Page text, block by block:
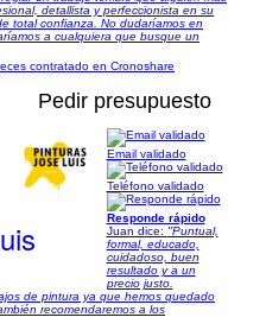
detallista y perfeccionista en su
total confianza. No dudaríamos en
a cualquiera que busque un
contratado en Cronoshare
Pedir presupuesto
Email validado
Teléfono validado
Responde rápido
Juan dice: "Puntual,
formal, educado,
cuidadoso, buen
resultado y a un
precio justo.
de pintura ya que hemos quedado
recomendaremos a los